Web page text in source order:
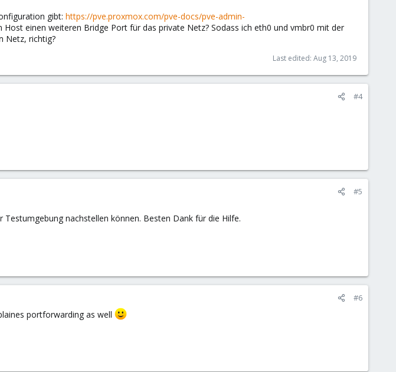
gibt: https://pve.proxmox.com/pve-docs/pve-admin-
Host einen weiteren Bridge Port für das private Netz? Sodass ich eth0 und vmbr0 mit der
Netz, richtig?
Last edited: Aug 13, 2019
#4
#5
nachstellen können. Besten Dank für die Hilfe.
#6
portforwarding as well